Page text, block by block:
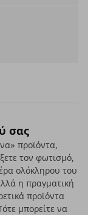
σας
προϊόντα,
τον φωτισμό,
ολόκληρου του
η πραγματική
προϊόντα
μπορείτε να